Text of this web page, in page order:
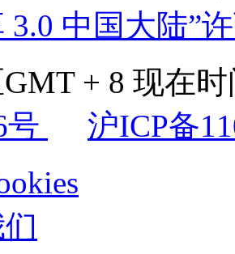
3.0 中国大陆”
+ 8 现在
号
沪ICP备